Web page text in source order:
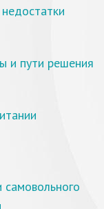
и пути решения